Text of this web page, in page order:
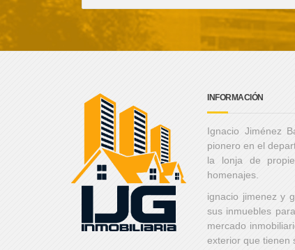
INFORMACIÓN
Ignacio Jiménez
pionero en el
la lonja de
homenajes.
ignacio jimenez y
sus inmuebles
mercado
exterior que tienen